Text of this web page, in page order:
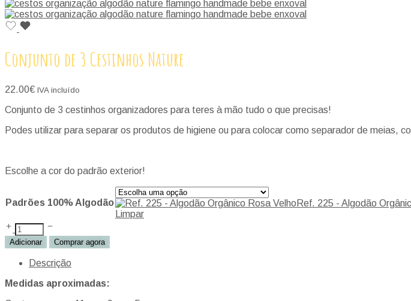
Conjunto de 3 Cestinhos Nature
22.00€ IVA incluído
Conjunto de 3 cestinhos organizadores para teres à mão tudo o que precisas!
Podes utilizar para separar os produtos de higiene ou para colocar como separador de meias,
Escolhe a cor do padrão exterior!
Padrões 100% Algodão Ref. 225 - Algodão
Limpar
Adicionar Comprar agora
Descrição
Medidas aproximadas: